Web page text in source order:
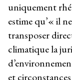
uniquement
estime qu’« il
transposer
climatique la
et